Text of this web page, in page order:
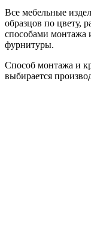
Все мебельные
образцов по цвету,
способами монтажа
фурнитуры.
Способ монтажа и
выбирается